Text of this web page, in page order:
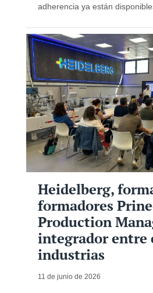
adherencia ya están
Heidelberg,
formadores
Production
integrador entre
industrias
11 de junio de 2026